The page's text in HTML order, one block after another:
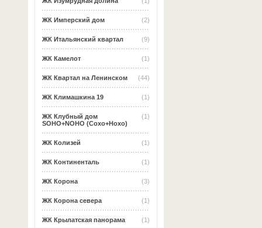
(2)
ЖК Имперский дом
(9)
ЖК Итальянский квартал
(1)
ЖК Камелот
(44)
ЖК Квартал на Ленинском
(1)
ЖК Климашкина 19
(1)
ЖК Клубный дом
SOHO+NOHO (Сохо+Нохо)
(1)
ЖК Колизей
(1)
ЖК Континенталь
(3)
ЖК Корона
(1)
ЖК Корона севера
(1)
ЖК Крылатская панорама